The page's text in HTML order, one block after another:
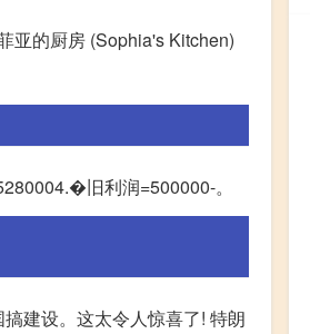
亚的厨房 (Sophia's Kitchen)
旧利润=500000-。
建设。这太令人惊喜了! 特朗